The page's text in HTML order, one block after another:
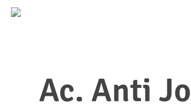
Skip
Ac. Anti Jo